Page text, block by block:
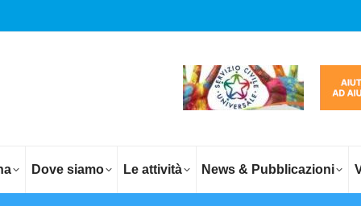
Dove siamo Le attività News & Pubblicazioni